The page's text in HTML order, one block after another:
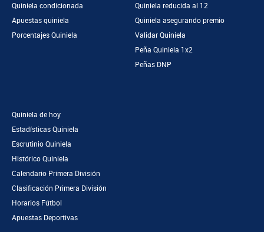
Quiniela condicionada
Apuestas quiniela
Porcentajes Quiniela
Quiniela reducida al 12
Quiniela asegurando premio
Validar Quiniela
Peña Quiniela 1x2
Peñas DNP
Quiniela de hoy
Estadísticas Quiniela
Escrutinio Quiniela
Histórico Quiniela
Calendario Primera División
Clasificación Primera División
Horarios Fútbol
Apuestas Deportivas